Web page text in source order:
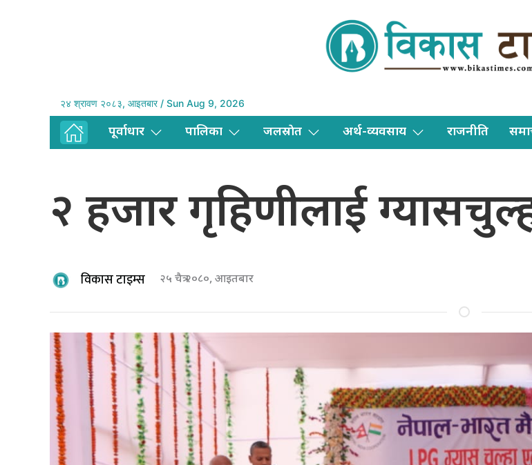
२४ श्रावण २०८३, आइतबार / Sun Aug 9, 2026
पूर्वाधार पालिका जलस्राेत अर्थ-व्यवसाय राजनीति
२ हजार गृहिणीलाई
विकास टाइम्स २५ चैत्र २०८०, आइतबार